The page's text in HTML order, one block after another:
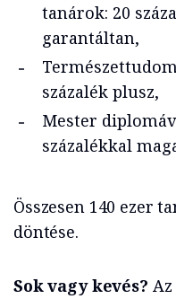
tanárok: 20
garantáltan,
százalék plusz,
Mester
százalékkal
Összesen 140 ezer
döntése.
Sok vagy kevés?